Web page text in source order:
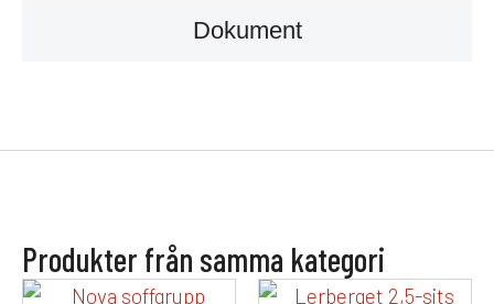
Dokument
Produkter från samma kategori